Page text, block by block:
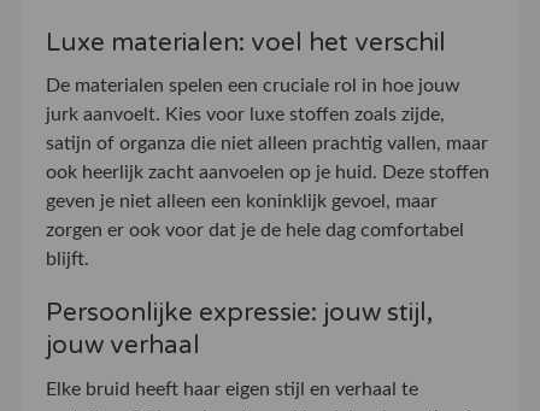
Luxe materialen: voel het verschil
De materialen spelen een cruciale rol in hoe jouw
jurk aanvoelt. Kies voor luxe stoffen zoals zijde,
satijn of organza die niet alleen prachtig vallen, maar
ook heerlijk zacht aanvoelen op je huid. Deze stoffen
geven je niet alleen een koninklijk gevoel, maar
zorgen er ook voor dat je de hele dag comfortabel
blijft.
Persoonlijke expressie: jouw stijl,
jouw verhaal
Elke bruid heeft haar eigen stijl en verhaal te